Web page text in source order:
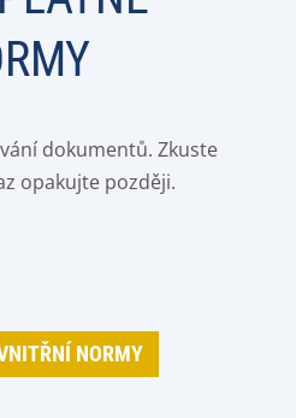
dokumentů. Zkuste
opakujte později.
NORMY